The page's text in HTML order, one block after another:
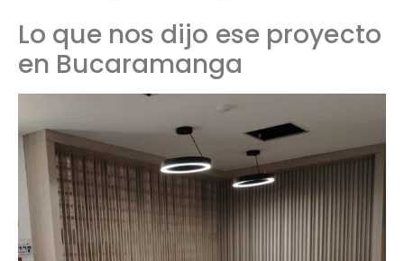
Lo que nos dijo ese proyecto
en Bucaramanga